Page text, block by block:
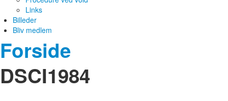
Links
Billeder
Bliv medlem
Forside
DSCI1984